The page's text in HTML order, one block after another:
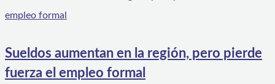
Sueldos aumentan en la región, pero pierde
fuerza el empleo formal